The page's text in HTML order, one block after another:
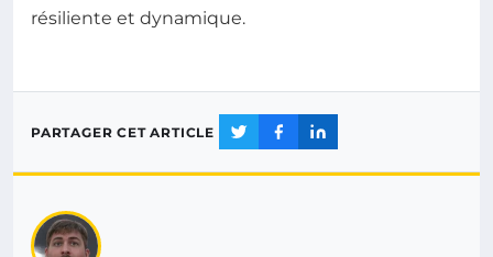
résiliente et dynamique.
PARTAGER CET ARTICLE